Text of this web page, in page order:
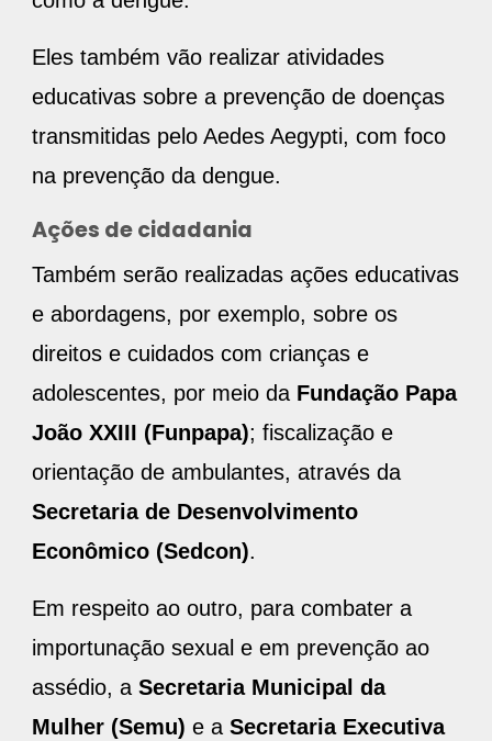
Eles também vão realizar atividades
educativas sobre a prevenção de doenças
transmitidas pelo Aedes Aegypti, com foco
na prevenção da dengue.
Ações de cidadania
Também serão realizadas ações educativas
e abordagens, por exemplo, sobre os
direitos e cuidados com crianças e
adolescentes, por meio da Fundação Papa
João XXIII (Funpapa); fiscalização e
orientação de ambulantes, através da
Secretaria de Desenvolvimento
Econômico (Sedcon).
Em respeito ao outro, para combater a
importunação sexual e em prevenção ao
assédio, a Secretaria Municipal da
Mulher (Semu) e a Secretaria Executiva